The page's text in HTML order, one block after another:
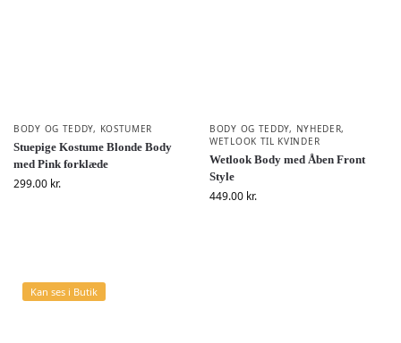
BODY OG TEDDY, KOSTUMER
Stuepige Kostume Blonde Body
med Pink forklæde
299.00 kr.
BODY OG TEDDY, NYHEDER,
WETLOOK TIL KVINDER
Wetlook Body med Åben Front
Style
449.00 kr.
Kan ses i Butik